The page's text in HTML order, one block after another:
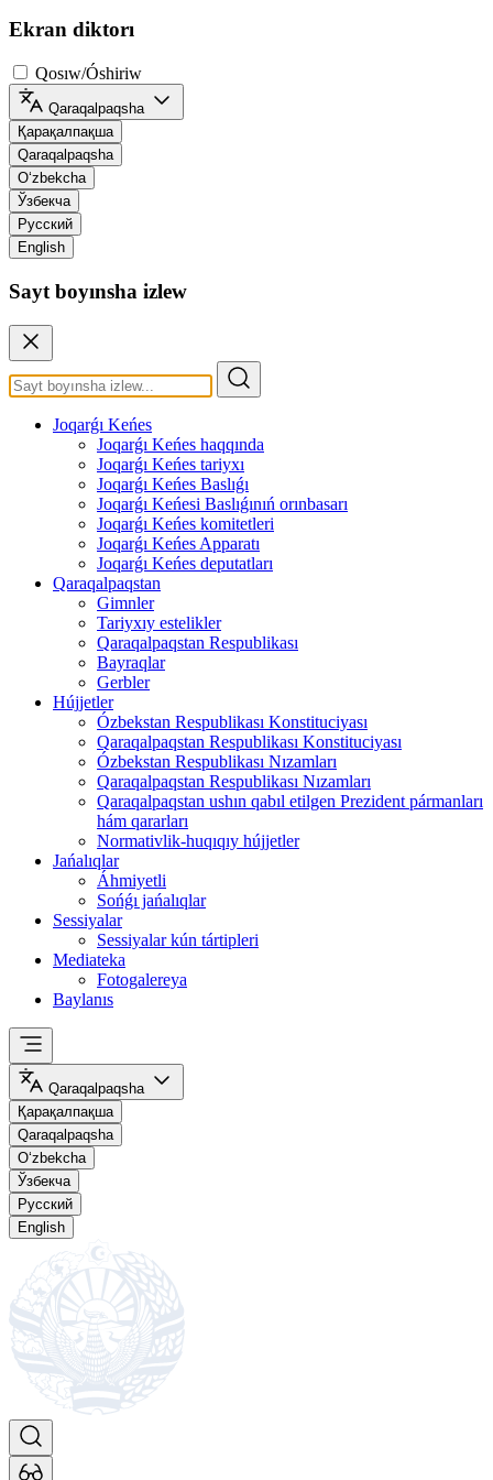
Ekran diktorı
Qosıw/Óshiriw
Qaraqalpaqsha
Қарақалпақша
Qaraqalpaqsha
O‘zbekcha
Ўзбекча
Русский
English
Sayt boyınsha izlew
Joqarǵı Keńes
Joqarǵı Keńes haqqında
Joqarǵı Keńes tariyxı
Joqarǵı Keńes Baslıǵı
Joqarǵı Keńesi Baslıǵınıń orınbasarı
Joqarǵı Keńes komitetleri
Joqarǵı Keńes Apparatı
Joqarǵı Keńes deputatları
Qaraqalpaqstan
Gimnler
Tariyxıy estelikler
Qaraqalpaqstan Respublikası
Bayraqlar
Gerbler
Hújjetler
Ózbekstan Respublikası Konstituciyası
Qaraqalpaqstan Respublikası Konstituciyası
Ózbekstan Respublikası Nızamları
Qaraqalpaqstan Respublikası Nızamları
Qaraqalpaqstan ushın qabıl etilgen Prezident pármanları
hám qararları
Normativlik-huqıqıy hújjetler
Jańalıqlar
Áhmiyetli
Sońǵı jańalıqlar
Sessiyalar
Sessiyalar kún tártipleri
Mediateka
Fotogalereya
Baylanıs
Qaraqalpaqsha
Қарақалпақша
Qaraqalpaqsha
O‘zbekcha
Ўзбекча
Русский
English